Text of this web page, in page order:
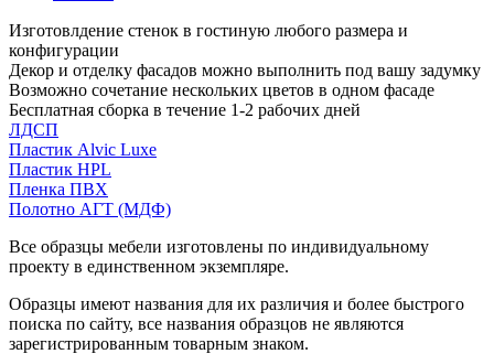
Изготовлдение стенок в гостиную любого размера и
конфигурации
Декор и отделку фасадов можно выполнить под вашу задумку
Возможно сочетание нескольких цветов в одном фасаде
Бесплатная сборка в течение 1-2 рабочих дней
ЛДСП
Пластик Alvic Luxe
Пластик HPL
Пленка ПВХ
Полотно АГТ (МДФ)
Все образцы мебели изготовлены по индивидуальному
проекту в единственном экземпляре.
Образцы имеют названия для их различия и более быстрого
поиска по сайту, все названия образцов не являются
зарегистрированным товарным знаком.